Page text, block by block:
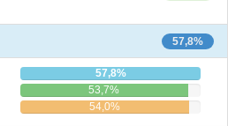
57,8%
57,8%
53,7%
54,0%